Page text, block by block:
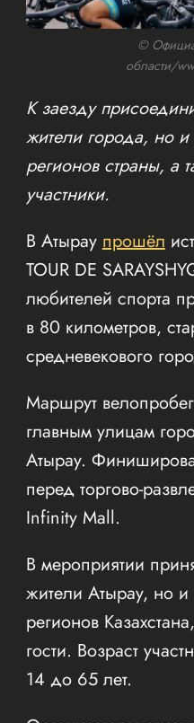
©
области/
К заезду
жители города, но
регионов страны, а
участники.
В Атырау прошёл
TOUR DE
любителей спорта
в 80 километров,
средневекового
Маршрут
главным улицам
Атырау.
перед торгово-
Infinity Mall.
В мероприятии
жители Атырау, но
регионов
гости. Возраст
14 до 65 лет.